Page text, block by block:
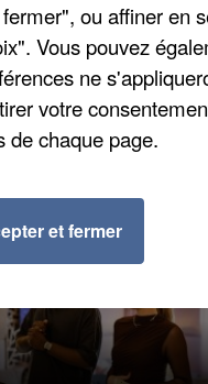
16h18
16h18
ou affiner en
Vous pouvez
ne
votre
de chaque page.
et fermer